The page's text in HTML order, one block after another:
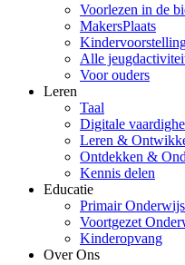
Voorlezen in de
MakersPlaats
Alle
Voor ouders
Leren
Taal
Digitale
Leren &
Ontdekken &
Kennis delen
Educatie
Primair Onderwijs
Voortgezet
Kinderopvang
Over Ons